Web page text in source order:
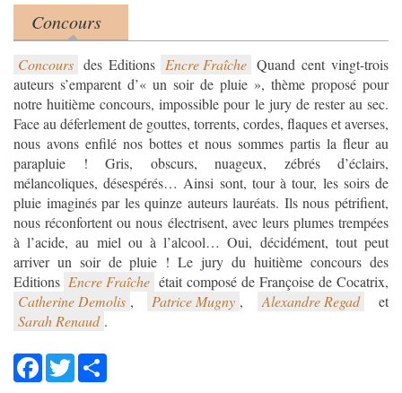
robot
afin
prévenir
toutes
entrées
spam.
six
plus
neuf
moins
dix
Product tabs
Concours
(onglet actif)
Concours des Editions Encre Fraîche
auteurs s’emparent d’« un soir de pluie », thème proposé pour
notre huitième concours, impossible pour le jury de rester au sec.
Face au déferlement de gouttes, torrents, cordes, flaques et averses,
nous avons enfilé nos bottes et nous sommes partis la fleur au
parapluie ! Gris, obscurs, nuageux, zébrés d’éclairs,
mélancoliques, désespérés… Ainsi sont, tour à tour, les soirs de
pluie imaginés par les quinze auteurs lauréats. Ils nous pétrifient,
nous réconfortent ou nous électrisent, avec leurs plumes trempées
à l’acide, au miel ou à l’alcool… Oui, décidément, tout peut
arriver un soir de pluie ! Le jury du huitième concours des
Editions Encre Fraîche
Catherine Demolis , Patrice Mugny , Alexandre Regad
Sarah Renaud .
Facebook
Twitter